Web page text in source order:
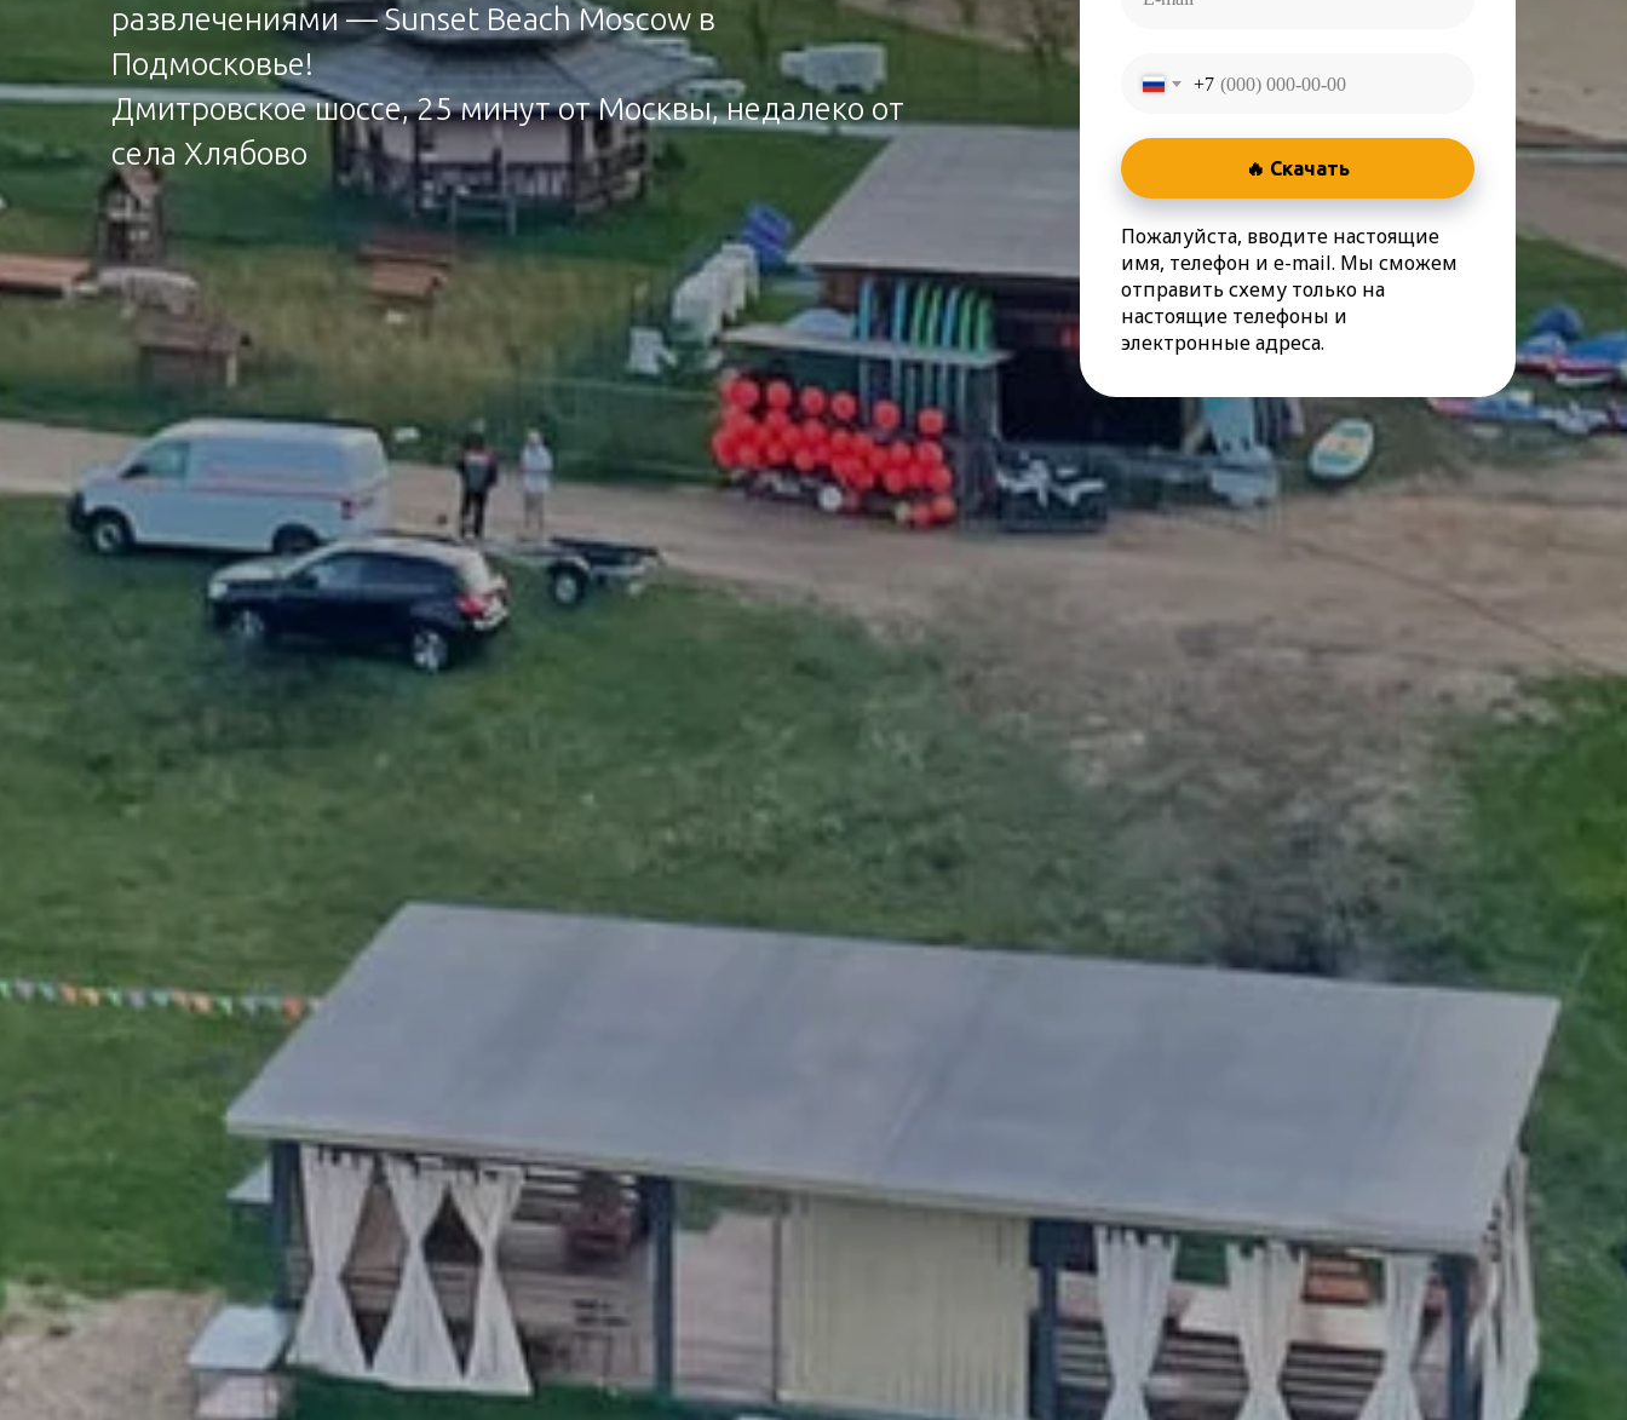
развлечениями — Sunset Beach Moscow в
Подмосковье!
Дмитровское шоссе, 25 минут от Москвы, недалеко от
села Хлябово
+7
🔥 Скачать
Пожалуйста, вводите настоящие
имя, телефон и e-mail. Мы сможем
отправить схему только на
настоящие телефоны и
электронные адреса.